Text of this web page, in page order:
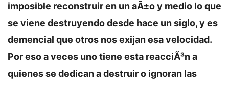
imposible reconstruir en un aÃ±o y medio lo que
se viene destruyendo desde hace un siglo, y es
demencial que otros nos exijan esa velocidad.
Por eso a veces uno tiene esta reacciÃ³n a
quienes se dedican a destruir o ignoran las